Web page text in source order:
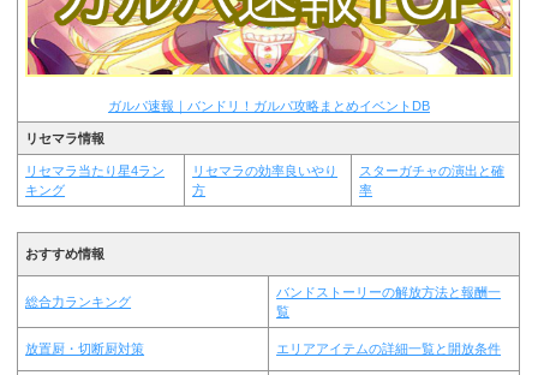
ガルパ速報｜バンドリ！ガルパ攻略まとめイベントDB
リセマラ情報
リセマラ当たり星4ラン
キング
リセマラの効率良いやり
方
スターガチャの演出と確
率
おすすめ情報
総合力ランキング
バンドストーリーの解放方法と報酬一
覧
放置厨・切断厨対策 エリアアイテムの詳細一覧と開放条件